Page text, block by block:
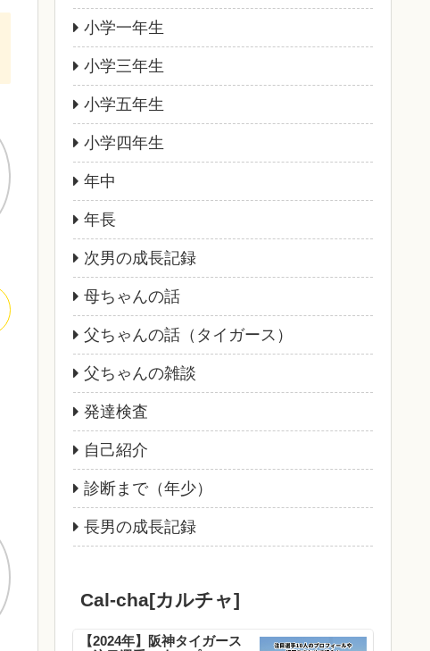
小学一年生
小学三年生
小学五年生
小学四年生
年中
年長
次男の成長記録
母ちゃんの話
父ちゃんの話（タイガース）
父ちゃんの雑談
発達検査
自己紹介
診断まで（年少）
長男の成長記録
Cal-cha[カルチャ]
【2024年】阪神タイガース